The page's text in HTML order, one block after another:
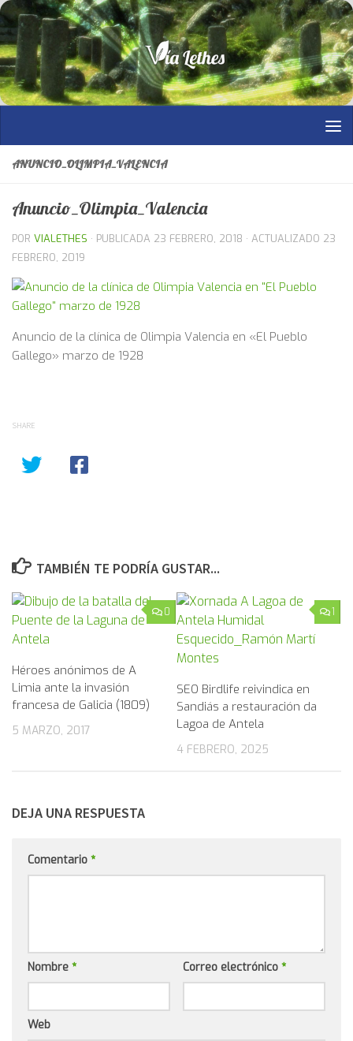
Saltar al contenido
ANUNCIO_OLIMPIA_VALENCIA
Anuncio_Olimpia_Valencia
POR VIALETHES · PUBLICADA 23 FEBRERO, 2018 · ACTUALIZADO 23
FEBRERO, 2019
Anuncio de la clínica de Olimpia Valencia en «El Pueblo
Gallego» marzo de 1928
SHARE
TAMBIÉN TE PODRÍA GUSTAR...
0
Héroes anónimos de A
Limia ante la invasión
francesa de Galicia (1809)
5 MARZO, 2017
1
SEO Birdlife reivindica en
Sandiás a restauración da
Lagoa de Antela
4 FEBRERO, 2025
DEJA UNA RESPUESTA
Comentario *
Nombre * Correo electrónico *
Web